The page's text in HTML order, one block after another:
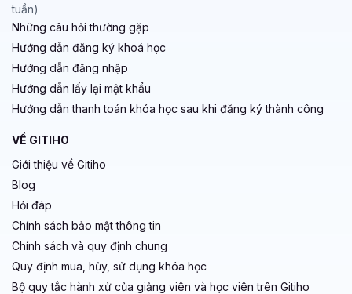
tuần)
Những câu hỏi thường gặp
Hướng dẫn đăng ký khoá học
Hướng dẫn đăng nhập
Hướng dẫn lấy lại mật khẩu
Hướng dẫn thanh toán khóa học sau khi đăng ký thành công
VỀ GITIHO
Giới thiệu về Gitiho
Blog
Hỏi đáp
Chính sách bảo mật thông tin
Chính sách và quy định chung
Quy định mua, hủy, sử dụng khóa học
Bộ quy tắc hành xử của giảng viên và học viên trên Gitiho